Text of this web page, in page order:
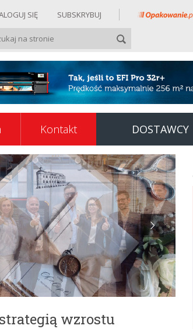
SIĘ SUBSKRYBUJ
Kontakt DOSTAWCY
strategią wzrostu